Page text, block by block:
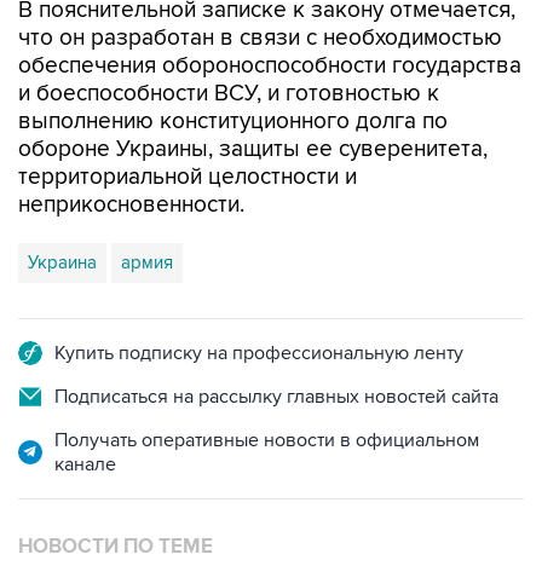
обеспечения обороноспособности государства
и боеспособности ВСУ, и готовностью к
выполнению конституционного долга по
обороне Украины, защиты ее суверенитета,
территориальной целостности и
неприкосновенности.
Украина армия
Подписаться на рассылку главных новостей сайта
Получать оперативные новости в официальном
НОВОСТИ ПО ТЕМЕ
8 апреля 2014 года 19:45